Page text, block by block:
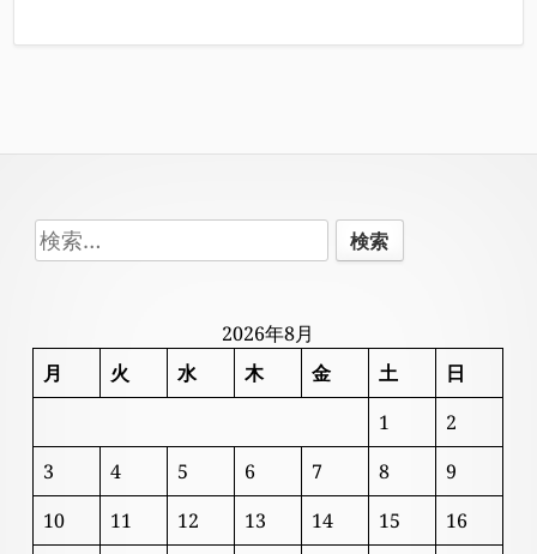
Footer
Content
検
索:
2026年8月
月
火 水 木 金 土
日
1
2
3
4 5 6 7 8
9
10
11 12 13 14 15
16